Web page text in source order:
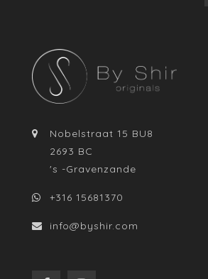
Nobelstraat 15 BU8
2693 BC
's -Gravenzande
+316 15681370
info@byshir.com